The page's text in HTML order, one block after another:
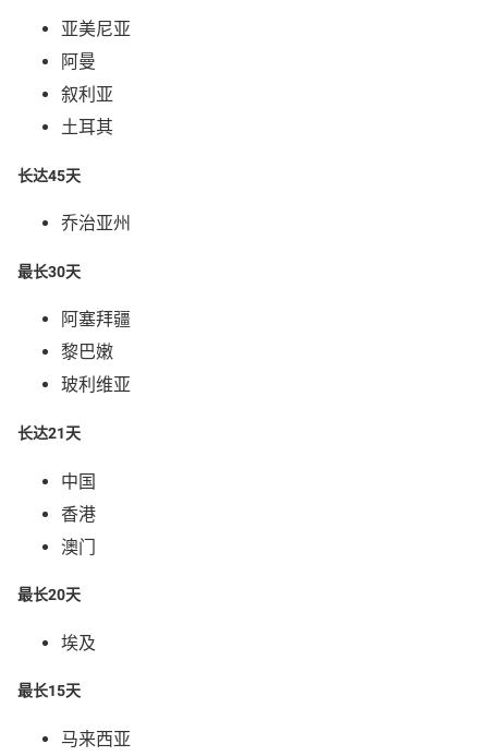
亚美尼亚
阿曼
叙利亚
土耳其
长达45天
乔治亚州
最长30天
阿塞拜疆
黎巴嫩
玻利维亚
长达21天
中国
香港
澳门
最长20天
埃及
最长15天
马来西亚